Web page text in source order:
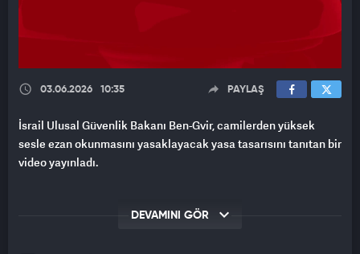
03.06.2026 10:35 PAYLAŞ
İsrail Ulusal Güvenlik Bakanı Ben-Gvir, camilerden yüksek
sesle ezan okunmasını yasaklayacak yasa tasarısını tanıtan bir
video yayınladı.
DEVAMINI GÖR